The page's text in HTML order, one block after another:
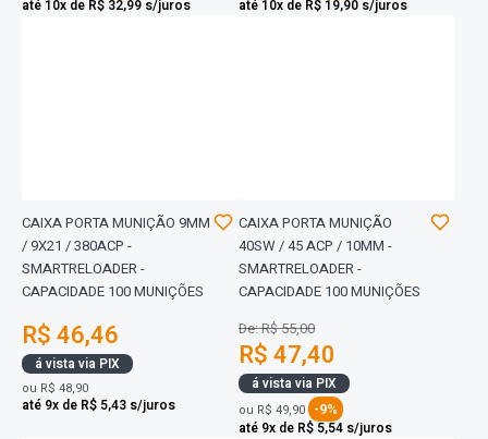
até 10x de R$ 32,99 s/juros até 10x de R$ 19,90 s/juros
CAIXA PORTA MUNIÇÃO 9MM
/ 9X21 / 380ACP -
SMARTRELOADER -
CAPACIDADE 100 MUNIÇÕES
R$ 46,46
á vista via PIX
ou R$ 48,90
até 9x de R$ 5,43 s/juros
CAIXA PORTA MUNIÇÃO
40SW / 45 ACP / 10MM -
SMARTRELOADER -
CAPACIDADE 100 MUNIÇÕES
De: R$ 55,00
R$ 47,40
á vista via PIX
ou R$ 49,90 -9%
até 9x de R$ 5,54 s/juros